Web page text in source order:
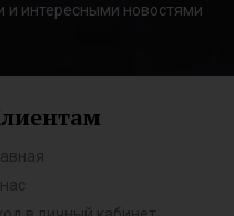
интересными новостями